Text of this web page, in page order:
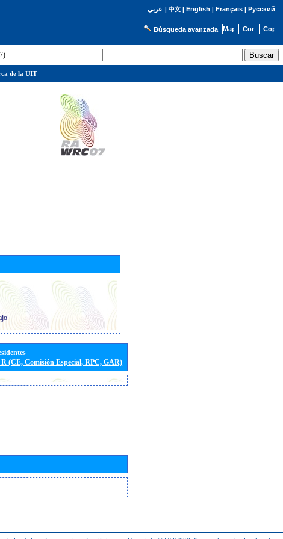
عربي | 中文| English | Français| Русский
Búsqueda avanzada
(CE, Comisión Especial, RPC, GAR)
de la UIT